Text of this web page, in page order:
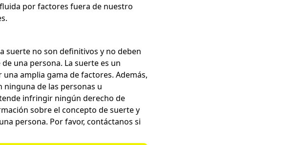
por factores fuera de nuestro
suerte no son definitivos y no deben
una persona. La suerte es un
amplia gama de factores. Además,
de las personas u
infringir ningún derecho de
sobre el concepto de suerte y
persona. Por favor, contáctanos si